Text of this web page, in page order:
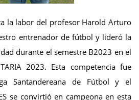
la labor del profesor Harold Arturo
entrenador de fútbol y lideró la
durante el semestre B2023 en el
2023. Esta competencia fue
Santandereana de Fútbol y el
se convirtió en campeona en esta